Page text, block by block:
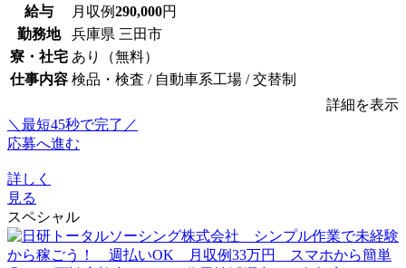
給与 月収例290,000円
勤務地
兵庫県 三田市
寮・社宅 あり（無料）
仕事内容 検品・検査 / 自動車系工場 / 交替制
詳細を表示
＼最短45秒で完了／
応募へ進む
詳しく
見る
スペシャル